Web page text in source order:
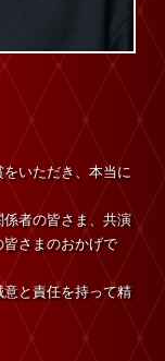
いただき、本当に
者の皆さま、共演
さまのおかげで
と責任を持って精